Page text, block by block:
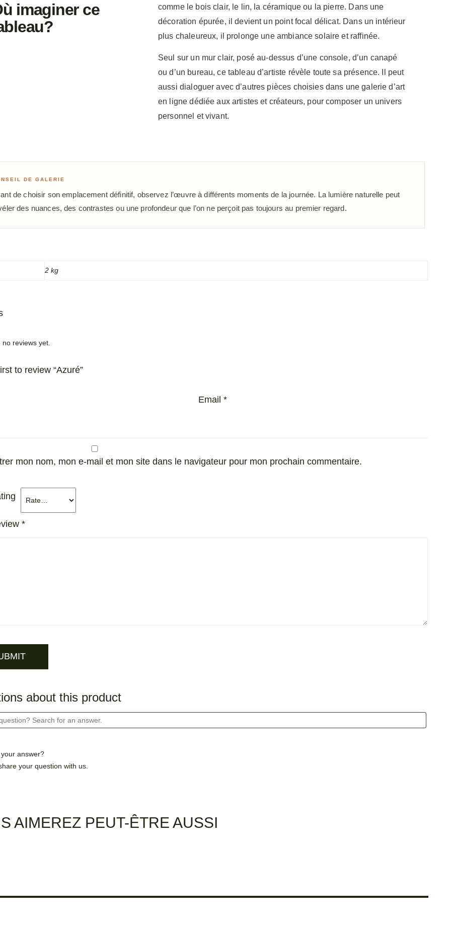
imaginer ce
comme le bois clair, le lin, la céramique ou la pierre. Dans une
décoration épurée, il devient un point focal délicat. Dans un intérieur
plus chaleureux, il prolonge une ambiance solaire et raffinée.
Seul sur un mur clair, posé au-dessus d’une console, d’un canapé
ou d’un bureau, ce tableau d’artiste révèle toute sa présence. Il peut
aussi dialoguer avec d’autres pièces choisies dans une galerie d’art
en ligne dédiée aux artistes et créateurs, pour composer un univers
personnel et vivant.
DE GALERIE
de choisir son emplacement définitif, observez l’œuvre à différents moments de la journée. La lumière naturelle peut
des nuances, des contrastes ou une profondeur que l’on ne perçoit pas toujours au premier regard.
2 kg
reviews yet.
to review “Azuré”
Email *
mon nom, mon e-mail et mon site dans le navigateur pour mon prochain commentaire.
*
about this product
your answer?
your question with us.
AIMEREZ PEUT-ÊTRE AUSSI